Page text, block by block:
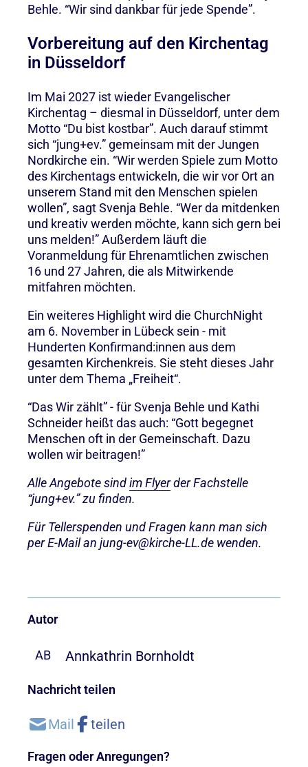
Behle. “Wir sind dankbar für jede Spende”.
Vorbereitung auf den Kirchentag
in Düsseldorf
Im Mai 2027 ist wieder Evangelischer
Kirchentag – diesmal in Düsseldorf, unter dem
Motto “Du bist kostbar”. Auch darauf stimmt
sich “jung+ev.” gemeinsam mit der Jungen
Nordkirche ein. “Wir werden Spiele zum Motto
des Kirchentags entwickeln, die wir vor Ort an
unserem Stand mit den Menschen spielen
wollen”, sagt Svenja Behle. “Wer da mitdenken
und kreativ werden möchte, kann sich gern bei
uns melden!” Außerdem läuft die
Voranmeldung für Ehrenamtlichen zwischen
16 und 27 Jahren, die als Mitwirkende
mitfahren möchten.
Ein weiteres Highlight wird die ChurchNight
am 6. November in Lübeck sein - mit
Hunderten Konfirmand:innen aus dem
gesamten Kirchenkreis. Sie steht dieses Jahr
unter dem Thema „Freiheit“.
“Das Wir zählt” - für Svenja Behle und Kathi
Schneider heißt das auch: “Gott begegnet
Menschen oft in der Gemeinschaft. Dazu
wollen wir beitragen!”
Alle Angebote sindim Flyerder Fachstelle
“jung+ev.” zu finden.
Für Tellerspenden und Fragen kann man sich
per E-Mail an jung-ev@kirche-LL.de wenden.
Autor
AB Annkathrin Bornholdt
Fragen oder Anregungen?
Nachricht teilen